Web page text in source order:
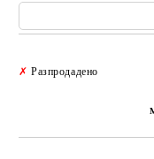
✗ Разпродадено